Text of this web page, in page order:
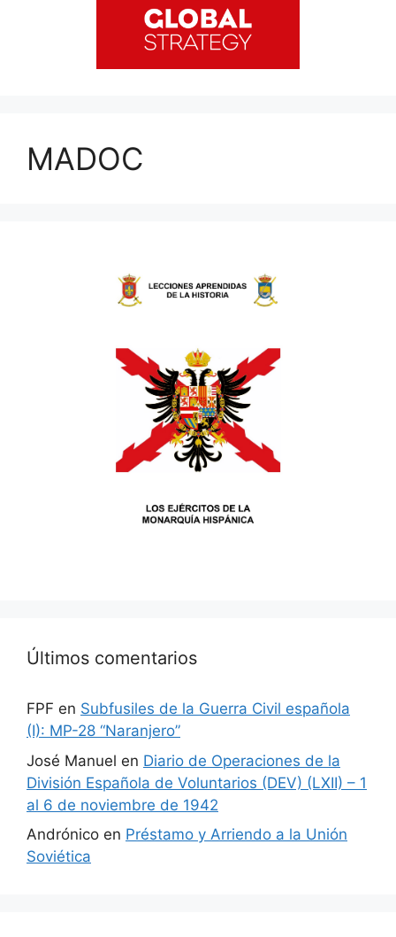
MADOC
Últimos comentarios
FPF en Subfusiles de la Guerra Civil española
(I): MP-28 “Naranjero”
José Manuel en Diario de Operaciones de la
División Española de Voluntarios (DEV) (LXII) – 1
al 6 de noviembre de 1942
Andrónico en Préstamo y Arriendo a la Unión
Soviética